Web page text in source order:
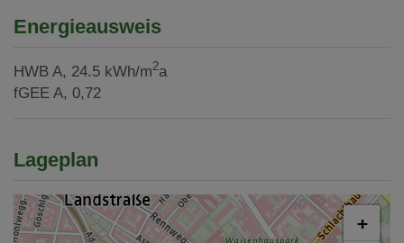
Energieausweis
HWB A, 24.5 kWh/m2a
fGEE A, 0,72
Lageplan
+